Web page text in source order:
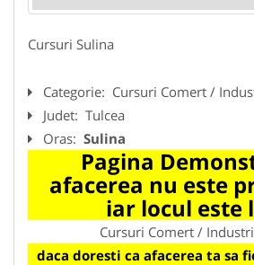
Cursuri Sulina
Categorie: Cursuri Comert /
Judet: Tulcea
Oras: Sulina
Pagina
afacerea nu este
iar locul este
Cursuri Comert /
daca doresti ca afacerea ta sa